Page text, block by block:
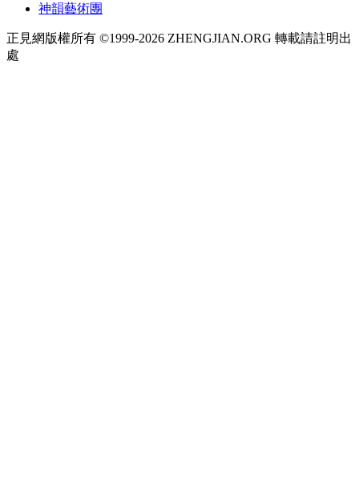
神韻藝術團
正見網版權所有 ©1999-2026 ZHENGJIAN.ORG 轉載請註明出
處